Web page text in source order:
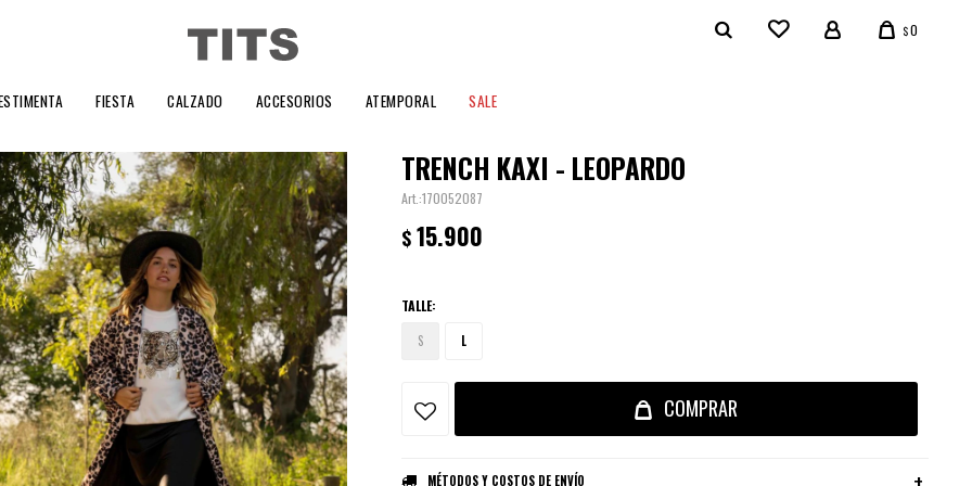
FIESTA CALZADO ACCESORIOS ATEMPORAL SALE
$0
TRENCH KAXI - LEOPARDO
170052087
$ 15.900
TALLE:
S L
COMPRAR
MÉTODOS Y COSTOS DE ENVÍO